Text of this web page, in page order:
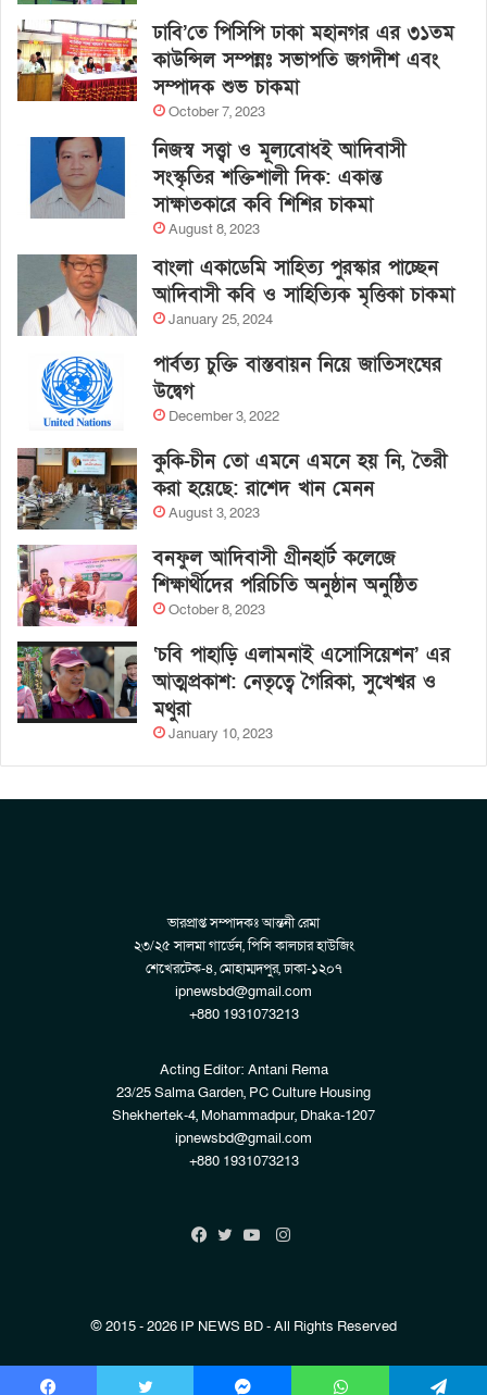
ঢাবি’তে পিসিপি ঢাকা মহানগর এর ৩১তম
কাউন্সিল সম্পন্নঃ সভাপতি জগদীশ এবং
সম্পাদক শুভ চাকমা
October 7, 2023
নিজস্ব সত্ত্বা ও মূল্যবোধই আদিবাসী
সংস্কৃতির শক্তিশালী দিক: একান্ত
সাক্ষাতকারে কবি শিশির চাকমা
August 8, 2023
বাংলা একাডেমি সাহিত্য পুরস্কার পাচ্ছেন
আদিবাসী কবি ও সাহিত্যিক মৃত্তিকা চাকমা
January 25, 2024
পার্বত্য চুক্তি বাস্তবায়ন নিয়ে জাতিসংঘের
উদ্বেগ
December 3, 2022
কুকি-চীন তো এমনে এমনে হয় নি, তৈরী
করা হয়েছে: রাশেদ খান মেনন
August 3, 2023
বনফুল আদিবাসী গ্রীনহার্ট কলেজে
শিক্ষার্থীদের পরিচিতি অনুষ্ঠান অনুষ্ঠিত
October 8, 2023
‘চবি পাহাড়ি এলামনাই এসোসিয়েশন’ এর
আত্মপ্রকাশ: নেতৃত্বে গৈরিকা, সুখেশ্বর ও
মথুরা
January 10, 2023
ভারপ্রাপ্ত সম্পাদকঃ আন্তনী রেমা
২৩/২৫ সালমা গার্ডেন, পিসি কালচার হাউজিং
শেখেরটেক-৪, মোহাম্মদপুর, ঢাকা-১২০৭
ipnewsbd@gmail.com
+880 1931073213
Acting Editor: Antani Rema
23/25 Salma Garden, PC Culture Housing
Shekhertek-4, Mohammadpur, Dhaka-1207
ipnewsbd@gmail.com
+880 1931073213
Instagram
© 2015 - 2026 IP NEWS BD - All Rights Reserved